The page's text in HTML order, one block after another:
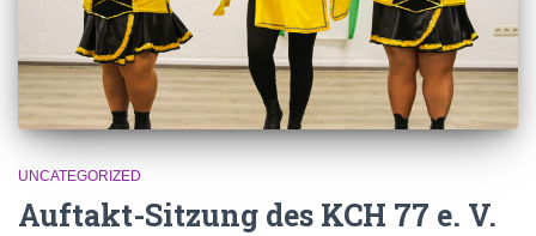
UNCATEGORIZED
Auftakt-Sitzung des KCH 77 e. V.